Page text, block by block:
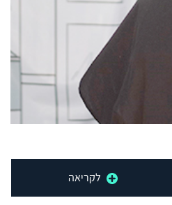
לקריאה